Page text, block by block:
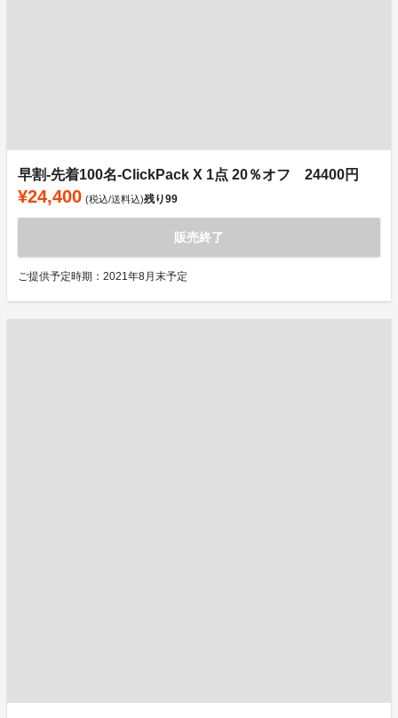
早割-先着100名-ClickPack X 1点 20％オフ 24400円
¥24,400 (税込/送料込)残り99
販売終了
ご提供予定時期：2021年8月末予定